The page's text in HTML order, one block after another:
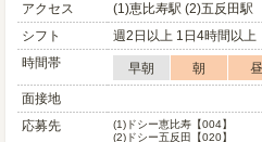
アクセス
(1)恵比寿駅 (2)五反田駅
シフト
週2日以上 1日4時間以上
時間帯
早朝 朝 昼
面接地
応募先
(1) ドシー恵比寿【004】
(2) ドシー五反田【020】